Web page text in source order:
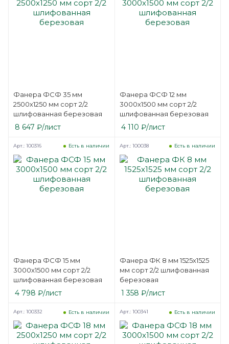
Фанера ФСФ 35 мм
2500х1250 мм сорт 2/2
шлифованная березовая
8 647 ₽/лист
Фанера ФСФ 12 мм
3000х1500 мм сорт 2/2
шлифованная березовая
4 110 ₽/лист
Фанера ФСФ 15 мм
3000х1500 мм сорт 2/2
шлифованная березовая
Есть в наличии
Арт.: 100316
4 798 ₽/лист
Фанера ФК 8 мм 1525х1525
мм сорт 2/2 шлифованная
березовая
Есть в наличии
Арт.: 100038
1 358 ₽/лист
Есть в наличии
Арт.: 100332 Есть в наличии
Арт.: 100341